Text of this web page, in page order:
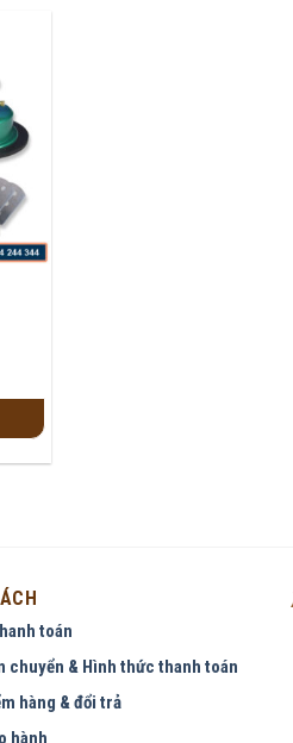
toán
chuyển & Hình thức thanh toán
hàng & đổi trả
hành